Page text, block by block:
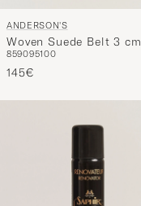
ANDERSON'S
Woven Suede Belt 3 cm
Light Brown
859095100
145€